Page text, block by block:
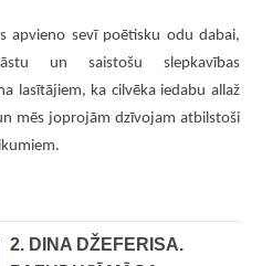
apvieno sevī poētisku odu dabai,
un saistošu slepkavības
lasītājiem, ka cilvēka iedabu allaž
mēs joprojām dzīvojam atbilstoši
2. DINA DŽEFERISA.